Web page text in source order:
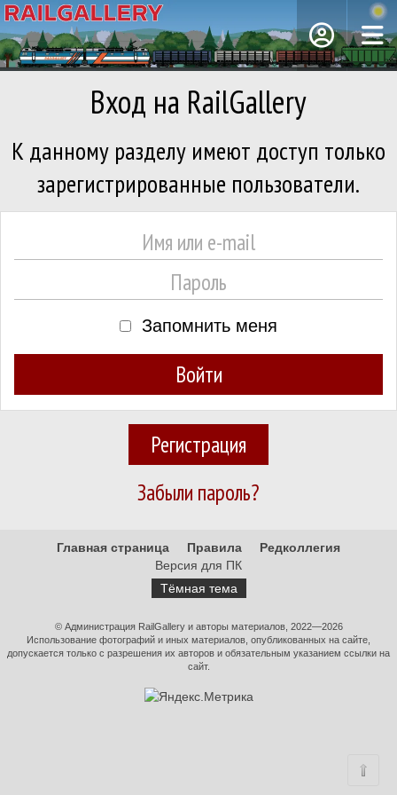
Вход на RailGallery
К данному разделу имеют доступ только
зарегистрированные пользователи.
Запомнить меня
Регистрация
Забыли пароль?
Главная страница Правила
Редколлегия
Версия для ПК
Тёмная тема
© Администрация RailGallery и авторы материалов, 2022—2026
Использование фотографий и иных материалов, опубликованных на сайте,
допускается только с разрешения их авторов и обязательным указанием ссылки на
сайт.